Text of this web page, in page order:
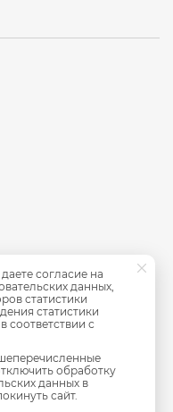
согласие на
данных,
статистики
статистики
соответствии с
обработку
данных в
сайт.